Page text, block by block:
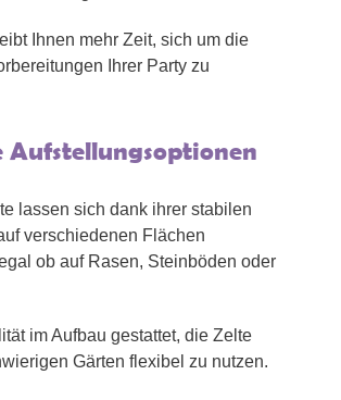
Ihnen mehr Zeit, sich um die
Ihrer Party zu
Aufstellungsoptionen
lassen sich dank ihrer stabilen
verschiedenen Flächen
ob auf Rasen, Steinböden oder
im Aufbau gestattet, die Zelte
Gärten flexibel zu nutzen.